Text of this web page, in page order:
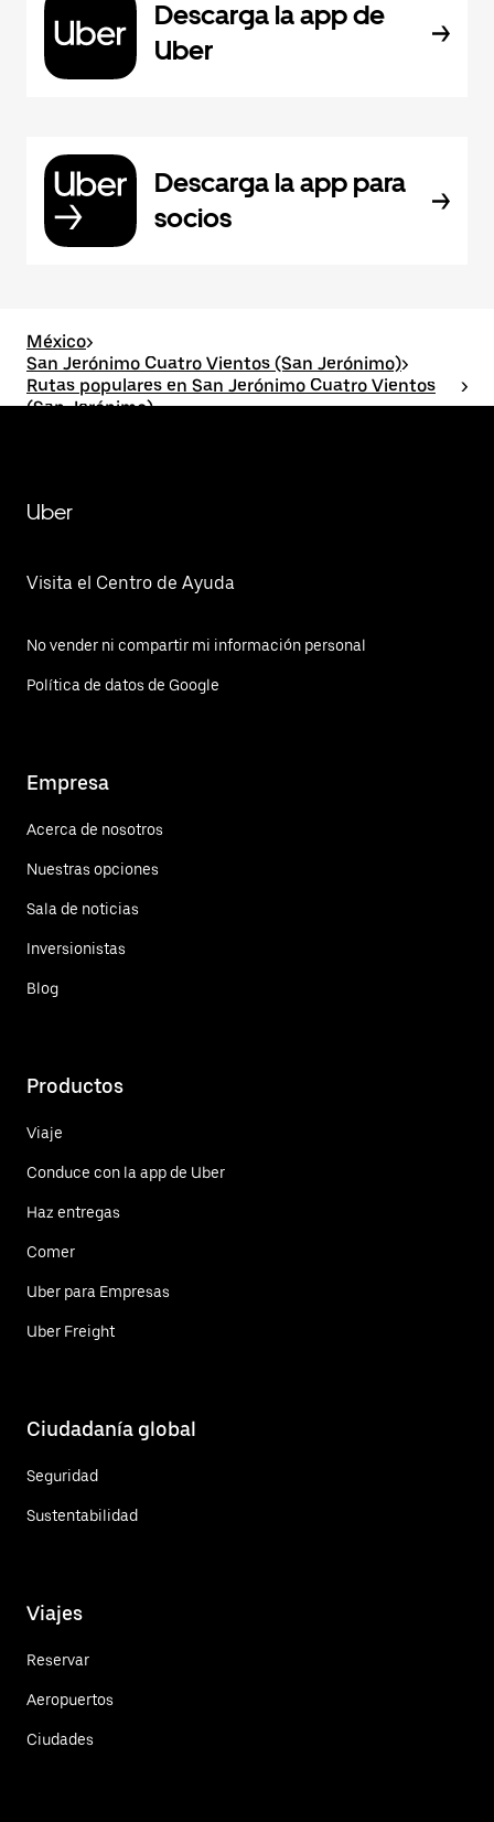
Descarga la app de
Uber
Descarga la app para
socios
México>
San Jerónimo Cuatro Vientos (San Jerónimo)>
Rutas populares en San Jerónimo Cuatro Vientos
(San Jerónimo)
>
Uber
Visita el Centro de Ayuda
No vender ni compartir mi información personal
Política de datos de Google
Empresa
Acerca de nosotros
Nuestras opciones
Sala de noticias
Inversionistas
Blog
Productos
Viaje
Conduce con la app de Uber
Haz entregas
Comer
Uber para Empresas
Uber Freight
Ciudadanía global
Seguridad
Sustentabilidad
Viajes
Reservar
Aeropuertos
Ciudades